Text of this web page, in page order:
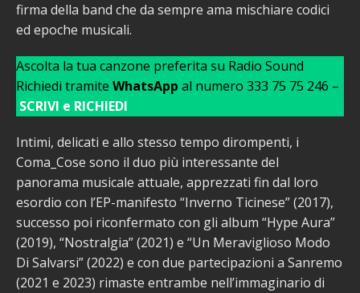
firma della band che da sempre ama mischiare codici
ed epoche musicali.
Ascolta la tua canzone preferita su Radio Sound
Richiedi tramite WhatsApp al numero 333 75 75 246 –
SCRIVI e RICHIEDI
Intimi, delicati e allo stesso tempo dirompenti, i
Coma_Cose sono il duo più interessante del
panorama musicale attuale, apprezzati fin dal loro
esordio con l’EP-manifesto “Inverno Ticinese” (2017),
successo poi riconfermato con gli album “Hype Aura”
(2019), “Nostralgia” (2021) e “Un Meraviglioso Modo
Di Salvarsi” (2022) e con due partecipazioni a Sanremo
(2021 e 2023) rimaste entrambe nell’immaginario di